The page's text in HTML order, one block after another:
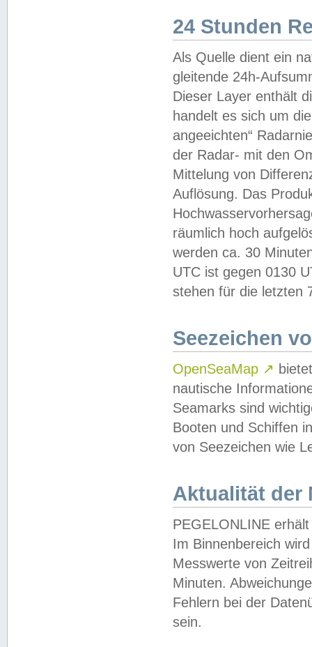
24 Stunden
Als Quelle dient ein
gleitende 24h-
Dieser Layer enthält
handelt es sich um
angeeichten“
der Radar- mit den
Mittelung von
Auflösung. Das
räumlich hoch
werden ca. 30
UTC ist gegen 0130
stehen für die letzten
Seezeichen
OpenSeaMap ↗
nautische
Seamarks sind
Booten und Schiffen
von Seezeichen wie
Aktualität der
PEGELONLINE
Im Binnenbereich
Messwerte von
Minuten.
Fehlern bei der
sein.